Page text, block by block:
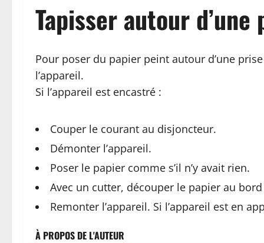
Tapisser autour d’une
Pour poser du papier peint autour d’une
l’appareil.
Si l’appareil est encastré :
Couper le courant au disjoncteur.
Démonter l’appareil.
Poser le papier comme s’il n’y avait rien.
Avec un cutter, découper le papier au
Remonter l’appareil. Si l’appareil est en
À PROPOS DE L'AUTEUR